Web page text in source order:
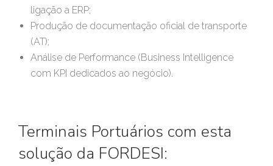
ligação a ERP;
Produção de documentação oficial de transporte
(AT);
Análise de Performance (Business Intelligence
com KPI dedicados ao negócio).
Terminais Portuários com esta
solução da FORDESI: